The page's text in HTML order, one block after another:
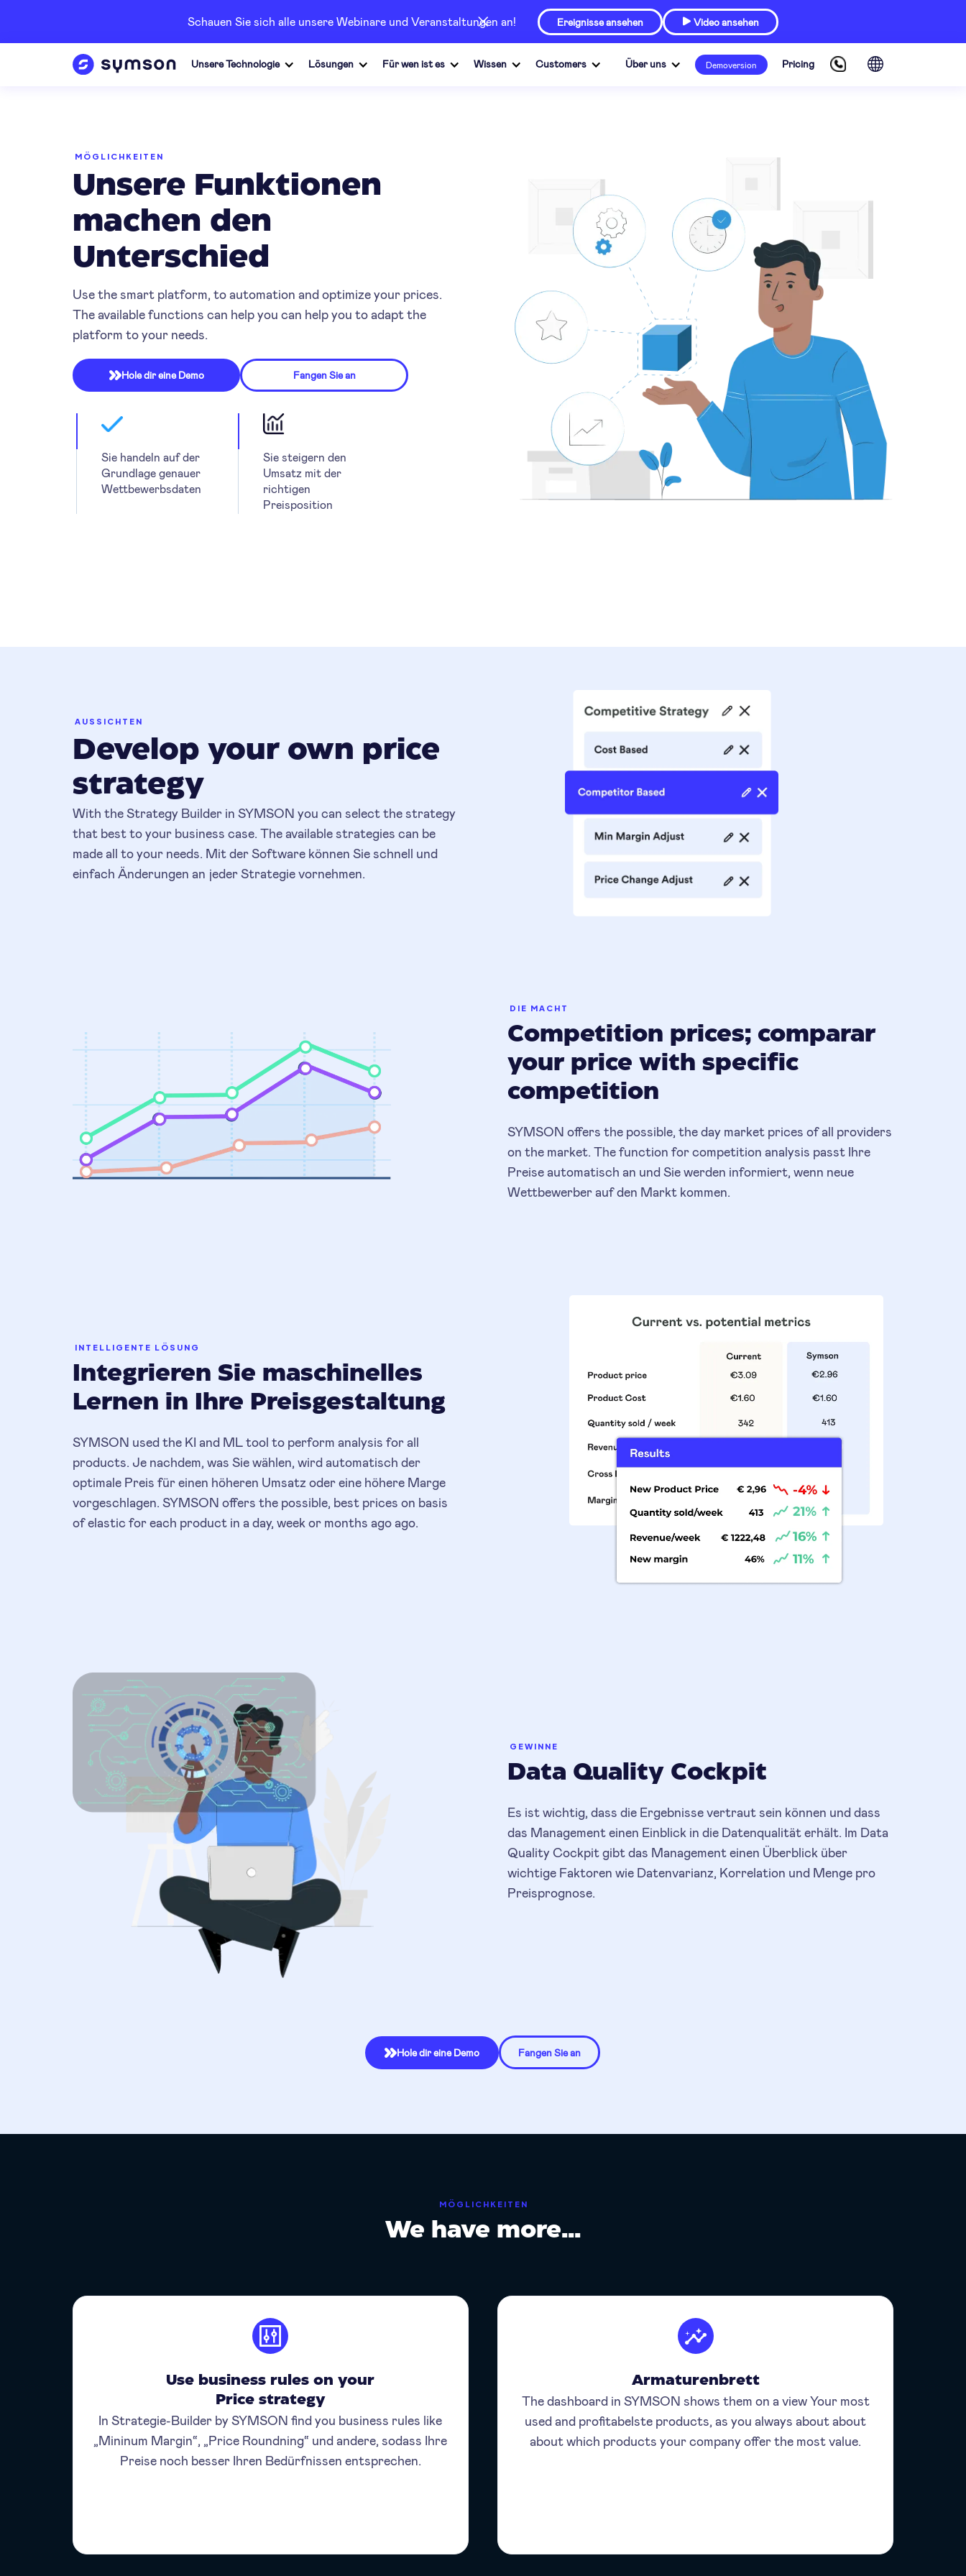
Schauen Sie sich alle unsere Webinare und Veranstaltungen an! Ereignisse ansehen  Video ansehen
Unsere Technologie Lösungen Für wen ist es Wissen Customers Über uns Demoversion Pricing
MÖGLICHKEITEN
Unsere Funktionen
machen den
Unterschied
Use the smart platform, to automation and optimize your prices.
The available functions can help you can help you to adapt the
platform to your needs.
Hole dir eine Demo Fangen Sie an
Sie handeln auf der
Grundlage genauer
Wettbewerbsdaten
Sie steigern den
Umsatz mit der
richtigen
Preisposition
AUSSICHTEN
Develop your own price
strategy
With the Strategy Builder in SYMSON you can select the strategy
that best to your business case. The available strategies can be
made all to your needs. Mit der Software können Sie schnell und
einfach Änderungen an jeder Strategie vornehmen.
DIE MACHT
Competition prices; comparar
your price with specific
competition
SYMSON offers the possible, the day market prices of all providers
on the market. The function for competition analysis passt Ihre
Preise automatisch an und Sie werden informiert, wenn neue
Wettbewerber auf den Markt kommen.
INTELLIGENTE LÖSUNG
Integrieren Sie maschinelles
Lernen in Ihre Preisgestaltung
SYMSON used the KI and ML tool to perform analysis for all
products. Je nachdem, was Sie wählen, wird automatisch der
optimale Preis für einen höheren Umsatz oder eine höhere Marge
vorgeschlagen. SYMSON offers the possible, best prices on basis
of elastic for each product in a day, week or months ago ago.
GEWINNE
Data Quality Cockpit
Es ist wichtig, dass die Ergebnisse vertraut sein können und dass
das Management einen Einblick in die Datenqualität erhält. Im Data
Quality Cockpit gibt das Management einen Überblick über
wichtige Faktoren wie Datenvarianz, Korrelation und Menge pro
Preisprognose.
Hole dir eine Demo Fangen Sie an
MÖGLICHKEITEN
We have more...
Use business rules on your
Price strategy
In Strategie-Builder by SYMSON find you business rules like
„Mininum Margin“, „Price Roundning“ und andere, sodass Ihre
Preise noch besser Ihren Bedürfnissen entsprechen.
Armaturenbrett
The dashboard in SYMSON shows them on a view Your most
used and profitabelste products, as you always about about
about which products your company offer the most value.